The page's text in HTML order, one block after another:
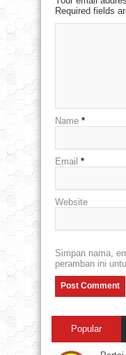
Required fields
Name *
Email *
Website
Simpan nama,
peramban ini
Popular